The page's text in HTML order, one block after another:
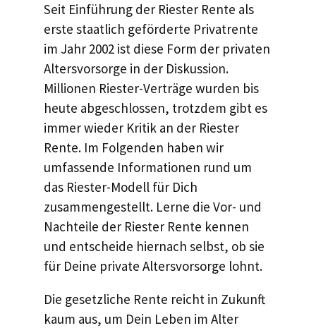
Seit Einführung der Riester Rente als
erste staatlich geförderte Privatrente
im Jahr 2002 ist diese Form der privaten
Altersvorsorge in der Diskussion.
Millionen Riester-Verträge wurden bis
heute abgeschlossen, trotzdem gibt es
immer wieder Kritik an der Riester
Rente. Im Folgenden haben wir
umfassende Informationen rund um
das Riester-Modell für Dich
zusammengestellt. Lerne die Vor- und
Nachteile der Riester Rente kennen
und entscheide hiernach selbst, ob sie
für Deine private Altersvorsorge lohnt.
Die gesetzliche Rente reicht in Zukunft
kaum aus, um Dein Leben im Alter